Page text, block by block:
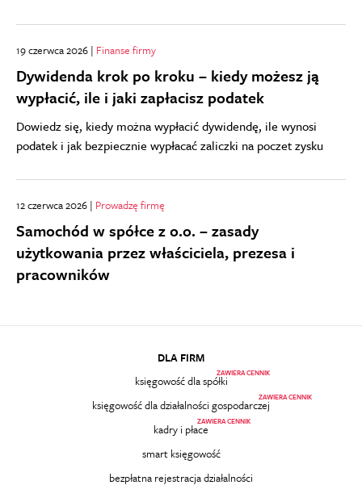
19 czerwca 2026 | Finanse firmy
Dywidenda krok po kroku – kiedy możesz ją
wypłacić, ile i jaki zapłacisz podatek
Dowiedz się, kiedy można wypłacić dywidendę, ile wynosi
podatek i jak bezpiecznie wypłacać zaliczki na poczet zysku
12 czerwca 2026 | Prowadzę firmę
Samochód w spółce z o.o. – zasady
użytkowania przez właściciela, prezesa i
pracowników
DLA FIRM
księgowość dla spółki
ZAWIERA CENNIK
księgowość dla działalności gospodarczej
ZAWIERA CENNIK
kadry i płace
ZAWIERA CENNIK
smart księgowość
bezpłatna rejestracja działalności